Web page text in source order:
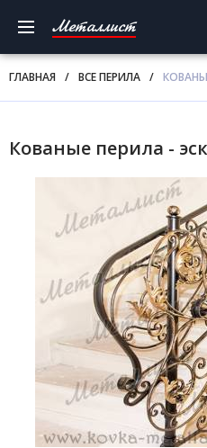
Металлист
ГЛАВНАЯ / ВСЕ ПЕРИЛА /
Кованые перила -